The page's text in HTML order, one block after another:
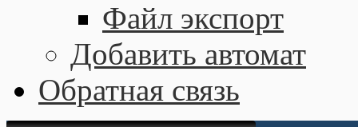
Файл экспорт
Добавить автомат
Обратная связь